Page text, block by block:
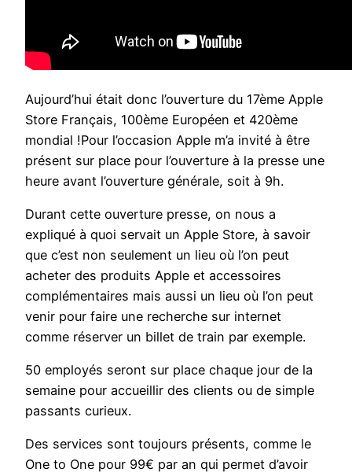
Aujourd’hui était donc l’ouverture du 17ème Apple
Store Français, 100ème Européen et 420ème
mondial !Pour l’occasion Apple m’a invité à être
présent sur place pour l’ouverture à la presse une
heure avant l’ouverture générale, soit à 9h.
Durant cette ouverture presse, on nous a
expliqué à quoi servait un Apple Store, à savoir
que c’est non seulement un lieu où l’on peut
acheter des produits Apple et accessoires
complémentaires mais aussi un lieu où l’on peut
venir pour faire une recherche sur internet
comme réserver un billet de train par exemple.
50 employés seront sur place chaque jour de la
semaine pour accueillir des clients ou de simple
passants curieux.
Des services sont toujours présents, comme le
One to One pour 99€ par an qui permet d’avoir